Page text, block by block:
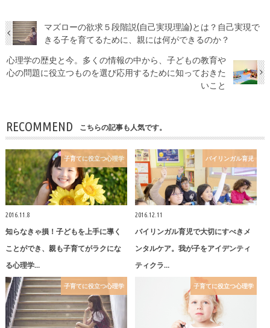
マズローの欲求５段階説(自己実現理論)とは？自己実現で
きる子を育てるために、親には何ができるのか？
心理学の歴史と今。多くの情報の中から、子どもの教育や
心の問題に役立つものを選び応用するために知っておきた
いこと
RECOMMEND こちらの記事も人気です。
子育てに役立つ心理学
2016.11.8
知らなきゃ損！子どもを上手に導く
ことができ、親も子育てがラクにな
る心理学…
バイリンガル育児
2016.12.11
バイリンガル育児で大切にすべきメ
ンタルケア。我が子をアイデンティ
ティクラ…
子育てに役立つ心理学 子育てに役立つ心理学